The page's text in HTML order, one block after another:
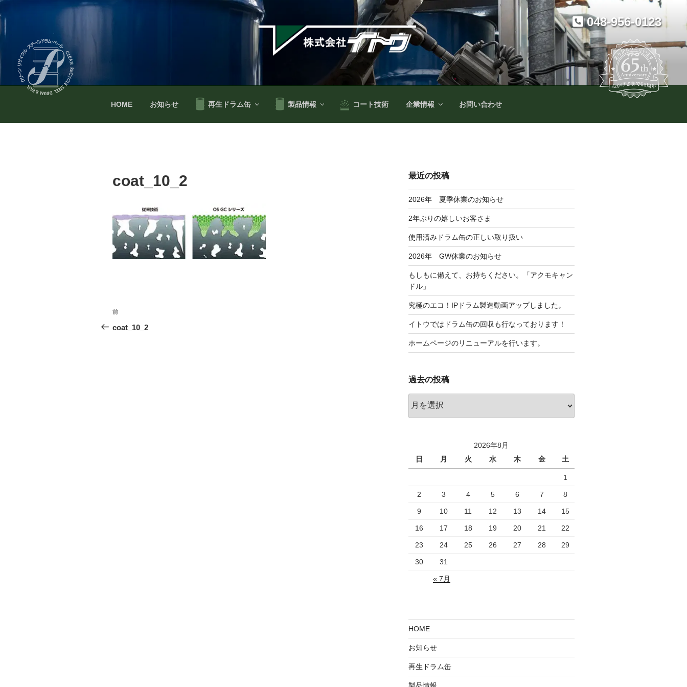
ン
HOME お知らせ 再生ドラム缶 製品情報 コート技術 企業情報 お問い合わせ
048-956-0123
coat_10_2
投
稿
前
の
前
coat_10_2
最近の投稿
2026年 夏季休業のお知らせ
2年ぶりの嬉しいお客さま
使用済みドラム缶の正しい取り扱い
2026年 GW休業のお知らせ
もしもに備えて、お持ちください。「アクモキャン
ドル」
究極のエコ！IPドラム製造動画アップしました。
イトウではドラム缶の回収も行なっております！
ホームページのリニューアルを行います。
過去の投稿
去
2026年8月
日
月 火 水 木 金 土
1
2 3 4 5 6 7 8
9 10 11 12 13 14 15
16 17 18 19 20 21 22
23 24 25 26 27 28 29
30 31
« 7月
HOME
お知らせ
再生ドラム缶